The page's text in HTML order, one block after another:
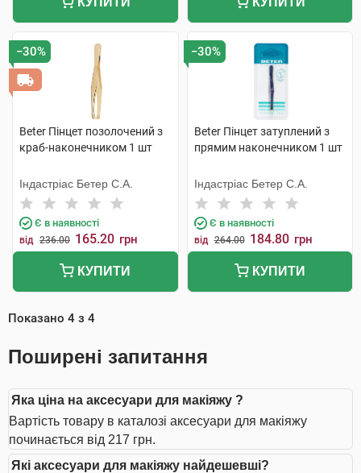
−30%
Beter Пінцет позолочений з
краб-наконечником 1 шт
Індастріас Бетер С.А.
Є в наявності
від 236.00 165.20 грн
КУПИТИ
−30%
Beter Пінцет затуплений з
прямим наконечником 1 шт
Індастріас Бетер С.А.
Є в наявності
від 264.00 184.80 грн
КУПИТИ
Показано 4 з 4
Поширені запитання
Яка ціна на аксесуари для макіяжу ?
Вартість товару в каталозі аксесуари для макіяжу
починається від 217 грн.
Які аксесуари для макіяжу найдешевші?